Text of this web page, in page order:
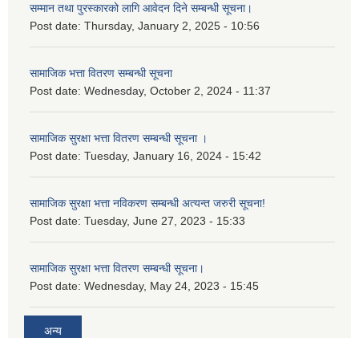
सम्मान तथा पुरस्कारको लागि आवेदन दिने सम्बन्धी सूचना।
Post date: Thursday, January 2, 2025 - 10:56
सामाजिक भत्ता वितरण सम्बन्धी सूचना
Post date: Wednesday, October 2, 2024 - 11:37
सामाजिक सुरक्षा भत्ता वितरण सम्बन्धी सूचना ।
Post date: Tuesday, January 16, 2024 - 15:42
सामाजिक सुरक्षा भत्ता नविकरण सम्बन्धी अत्यन्त जरुरी सूचना!
Post date: Tuesday, June 27, 2023 - 15:33
सामाजिक सुरक्षा भत्ता वितरण सम्बन्धी सूचना।
Post date: Wednesday, May 24, 2023 - 15:45
अन्य